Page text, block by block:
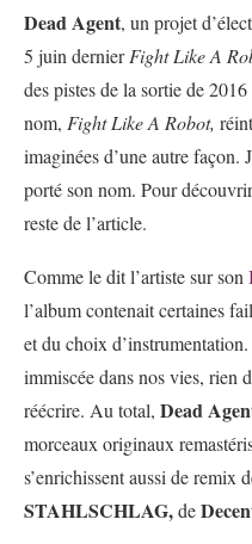
Dead Agent, un projet
5 juin dernierFight Like A
des pistes de la sortie de
nom, Fight Like A Robot,
imaginées d’une autre façon.
porté son nom. Pour
reste de l’article.
Comme le dit l’artiste sur son
l’album contenait certaines
et du choix
immiscée dans nos vies, rien
réécrire. Au total, Dead
morceaux originaux
s’enrichissent aussi de remix
STAHLSCHLAG,de